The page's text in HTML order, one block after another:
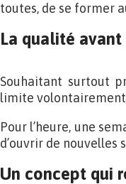
toutes, de se former
La qualité
Souhaitant surtout
limite volontairement
Pour l’heure, une
d’ouvrir de nouvelles
Un concept qui